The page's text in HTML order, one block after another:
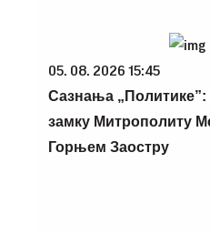
05. 08. 2026 15:45
Сазнања „Политике”:
замку Митрополиту
Горњем Заостру